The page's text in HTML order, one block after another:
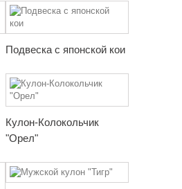
Подвеска с японской кои
Кулон-Колокольчик
"Орел"